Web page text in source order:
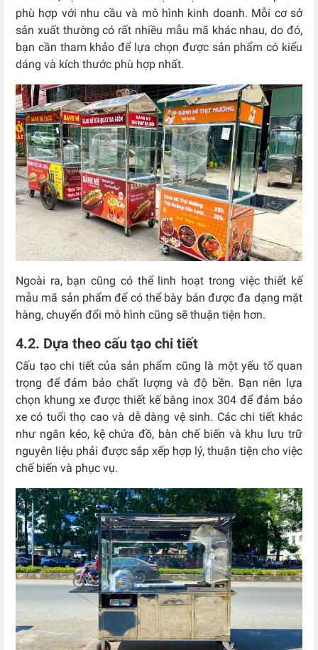
phù hợp với nhu cầu và mô hình kinh doanh. Mỗi cơ sở
sản xuất thường có rất nhiều mẫu mã khác nhau, do đó,
bạn cần tham khảo để lựa chọn được sản phẩm có kiểu
dáng và kích thước phù hợp nhất.
Ngoài ra, bạn cũng có thể linh hoạt trong việc thiết kế
mẫu mã sản phẩm để có thể bày bán được đa dạng mặt
hàng, chuyển đổi mô hình cũng sẽ thuận tiện hơn.
4.2. Dựa theo cấu tạo chi tiết
Cấu tạo chi tiết của sản phẩm cũng là một yếu tố quan
trọng để đảm bảo chất lượng và độ bền. Bạn nên lựa
chọn khung xe được thiết kế bằng inox 304 để đảm bảo
xe có tuổi thọ cao và dễ dàng vệ sinh. Các chi tiết khác
như ngăn kéo, kệ chứa đồ, bàn chế biến và khu lưu trữ
nguyên liệu phải được sắp xếp hợp lý, thuận tiện cho việc
chế biến và phục vụ.